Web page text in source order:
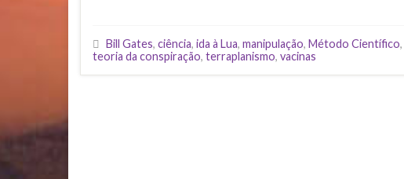
Bill Gates, ciência, ida à Lua, manipulação, Método Científico,
teoria da conspiração, terraplanismo, vacinas